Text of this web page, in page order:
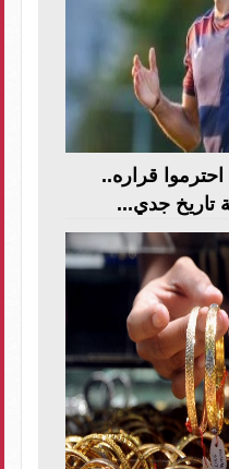
قراره..
تاريخ جدي...